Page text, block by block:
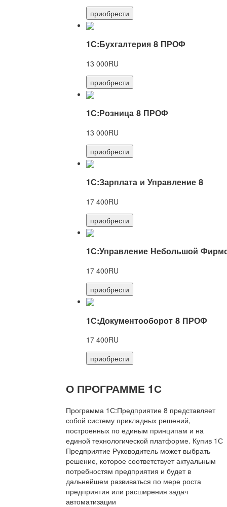
приобрести
1С:Бухгалтерия 8 ПРОФ
13 000RU
приобрести
1С:Розница 8 ПРОФ
13 000RU
приобрести
1С:Зарплата и Управление 8
17 400RU
приобрести
1С:Управление Небольшой
17 400RU
приобрести
1С:Документооборот 8 ПРОФ
17 400RU
приобрести
О ПРОГРАММЕ 1С
Программа 1С:Предприятие 8 представляет
собой систему прикладных решений,
построенных по единым принципам и на
единой технологической платформе. Купив 1С
Предприятие Руководитель может выбрать
решение, которое соответствует актуальным
потребностям предприятия и будет в
дальнейшем развиваться по мере роста
предприятия или расширения задач
автоматизации